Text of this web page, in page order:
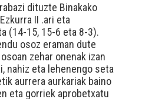
dituzte Binakako
II .ari eta
(14-15, 15-6 eta 8-3).
osoz eraman dute
zehar onenak izan
nahiz eta lehenengo seta
aurrera aurkariak baino
eta gorriek aprobetxatu